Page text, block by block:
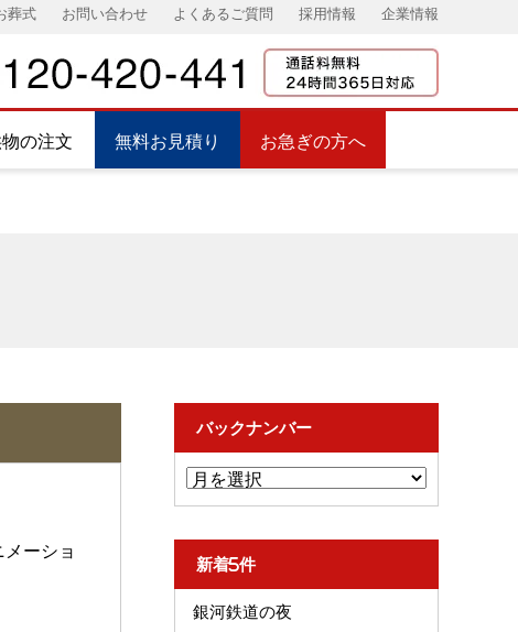
葬式 お問い合わせ よくあるご質問 採用情報 企業情報
の注文 無料お見積り お急ぎの方へ
ーショ
バックナンバー
新着5件
銀河鉄道の夜